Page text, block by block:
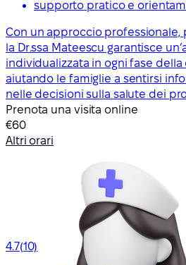
supporto pratico e
Con un approccio professionale,
la Dr.ssa Mateescu garantisce
individualizzata in ogni fase
aiutando le famiglie a sentirsi
nelle decisioni sulla salute dei
Prenota una visita online
€60
Altri orari
4.7(10)